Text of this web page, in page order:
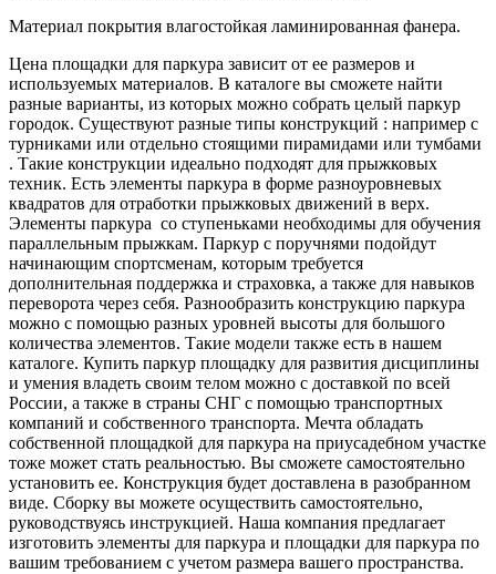
Материал покрытия влагостойкая ламинированная фанера.
Цена площадки для паркура зависит от ее размеров и
используемых материалов. В каталоге вы сможете найти
разные варианты, из которых можно собрать целый паркур
городок. Существуют разные типы конструкций : например с
турниками или отдельно стоящими пирамидами или тумбами
. Такие конструкции идеально подходят для прыжковых
техник. Есть элементы паркура в форме разноуровневых
квадратов для отработки прыжковых движений в верх.
Элементы паркура со ступеньками необходимы для обучения
параллельным прыжкам. Паркур с поручнями подойдут
начинающим спортсменам, которым требуется
дополнительная поддержка и страховка, а также для навыков
переворота через себя. Разнообразить конструкцию паркура
можно с помощью разных уровней высоты для большого
количества элементов. Такие модели также есть в нашем
каталоге. Купить паркур площадку для развития дисциплины
и умения владеть своим телом можно с доставкой по всей
России, а также в страны СНГ с помощью транспортных
компаний и собственного транспорта. Мечта обладать
собственной площадкой для паркура на приусадебном участке
тоже может стать реальностью. Вы сможете самостоятельно
установить ее. Конструкция будет доставлена в разобранном
виде. Сборку вы можете осуществить самостоятельно,
руководствуясь инструкцией. Наша компания предлагает
изготовить элементы для паркура и площадки для паркура по
вашим требованием с учетом размера вашего пространства.